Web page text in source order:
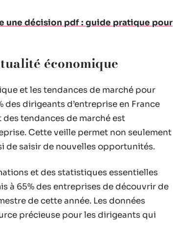
une décision pdf : guide pratique pour
économique
et les tendances de marché pour
dirigeants d’entreprise en France
tendances de marché est
Cette veille permet non seulement
de saisir de nouvelles opportunités.
et des statistiques essentielles
à 65% des entreprises de découvrir de
de cette année. Les données
précieuse pour les dirigeants qui